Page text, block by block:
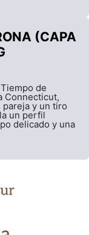
(CAPA
de
Connecticut,
y un tiro
un perfil
delicado y una